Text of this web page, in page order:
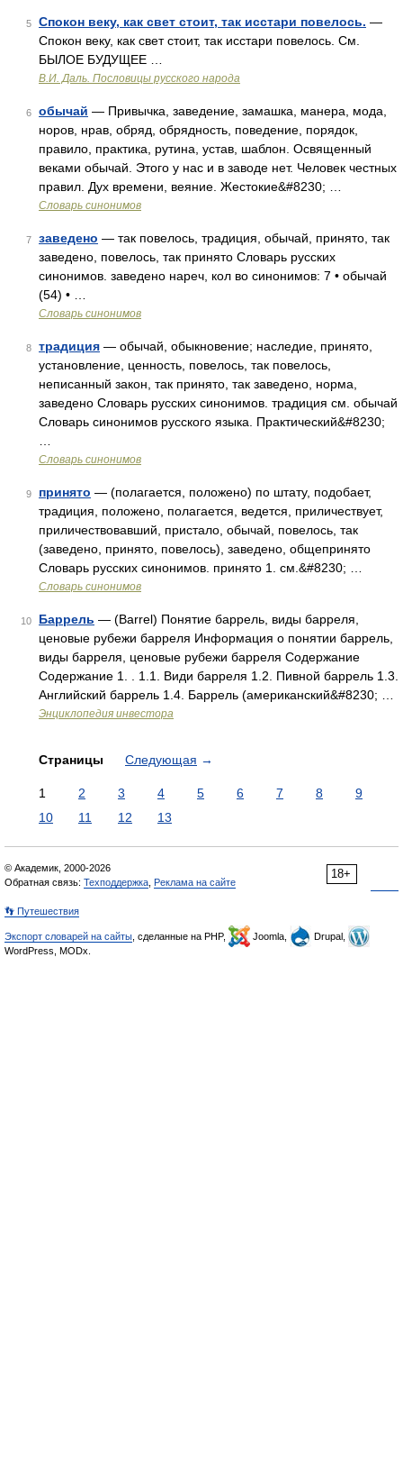
5 Спокон веку, как свет стоит, так исстари повелось. —
Спокон веку, как свет стоит, так исстари повелось. См.
БЫЛОЕ БУДУЩЕЕ …
В.И. Даль. Пословицы русского народа
6 обычай — Привычка, заведение, замашка, манера, мода,
норов, нрав, обряд, обрядность, поведение, порядок,
правило, практика, рутина, устав, шаблон. Освященный
веками обычай. Этого у нас и в заводе нет. Человек честных
правил. Дух времени, веяние. Жестокие&#8230; …
Словарь синонимов
7 заведено — так повелось, традиция, обычай, принято, так
заведено, повелось, так принято Словарь русских
синонимов. заведено нареч, кол во синонимов: 7 • обычай
(54) • …
Словарь синонимов
8 традиция — обычай, обыкновение; наследие, принято,
установление, ценность, повелось, так повелось,
неписанный закон, так принято, так заведено, норма,
заведено Словарь русских синонимов. традиция см. обычай
Словарь синонимов русского языка. Практический&#8230;
Словарь синонимов
9 принято — (полагается, положено) по штату, подобает,
традиция, положено, полагается, ведется, приличествует,
приличествовавший, пристало, обычай, повелось, так
(заведено, принято, повелось), заведено, общепринято
Словарь русских синонимов. принято 1. см.&#8230; …
Словарь синонимов
10 Баррель — (Barrel) Понятие баррель, виды барреля,
ценовые рубежи барреля Информация о понятии баррель,
виды барреля, ценовые рубежи барреля Содержание
Содержание 1. . 1.1. Види барреля 1.2. Пивной баррель 1.3.
Английский баррель 1.4. Баррель (американский&#8230; …
Энциклопедия инвестора
Страницы Следующая →
1 2 3 4 5 6 7 8
9
10
11 12 13
18+
© Академик, 2000-2026
Обратная связь: Техподдержка Реклама на сайте
👣 Путешествия
Экспорт словарей на сайты , сделанные на PHP, Joomla,
Drupal,
WordPress, MODx.